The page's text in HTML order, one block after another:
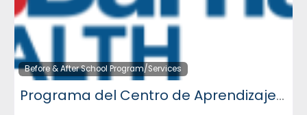
Before & After School Program/Services
Programa del Centro de Aprendizaje Terapéutico Newark Beth Israel